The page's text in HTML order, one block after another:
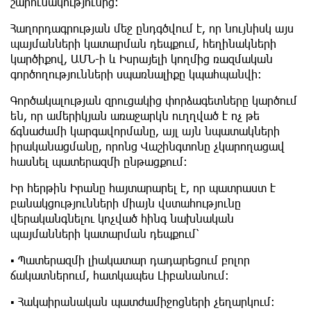
Հաղորդագրության մեջ ընդգծվում է, որ նույնիսկ այս
պայմանների կատարման դեպքում, հեղինակների
կարծիքով, ԱՄՆ-ի և Իսրայելի կողմից ռազմական
գործողությունների սպառնալիքը կպահպանվի։
Գործակալության զրուցակից փորձագետները կարծում
են, որ ամերիկյան առաջարկն ուղղված է ոչ թե
ճգնաժամի կարգավորմանը, այլ այն նպատակների
իրականացմանը, որոնց Վաշինգտոնը չկարողացավ
հասնել պատերազմի ընթացքում։
Իր հերթին Իրանը հայտարարել է, որ պատրաստ է
բանակցությունների միայն վստահությունը
վերականգնելու կոչված հինգ նախնական
պայմանների կատարման դեպքում՝
▪️ Պատերազմի լիակատար դադարեցում բոլոր
ճակատներում, հատկապես Լիբանանում։
▪️ Հակաիրանական պատժամիջոցների չեղարկում։